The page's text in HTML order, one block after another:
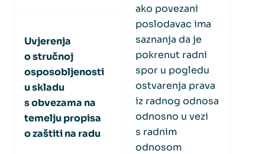
ako povezani
poslodavac ima
saznanja da je
pokrenut radni
spor u pogledu
ostvarenja prava
iz radnog odnosa
odnosno u vezi
s radnim
odnosom
Uvjerenja
o stručnoj
osposobljenosti
u skladu
s obvezama na
temelju propisa
o zaštiti na radu